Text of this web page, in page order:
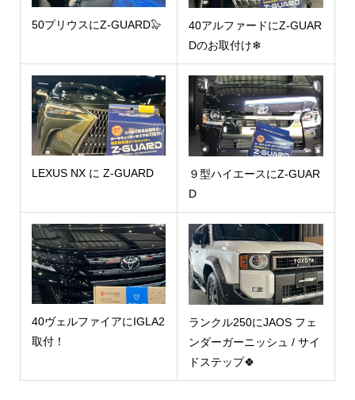
50プリウスにZ-GUARD🦭
40アルファードにZ-GUAR
Dのお取付け❄
LEXUS NX に Z-GUARD
９型ハイエースにZ-GUAR
D
40ヴェルファイアにIGLA2
取付！
ランクル250にJAOS フェ
ンダーガーニッシュ / サイ
ドステップ🍀